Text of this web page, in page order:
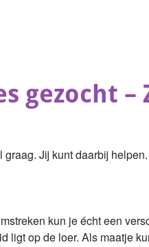
gezocht –
Jij kunt daarbij
kun je écht een
ligt op de loer. Als maatje